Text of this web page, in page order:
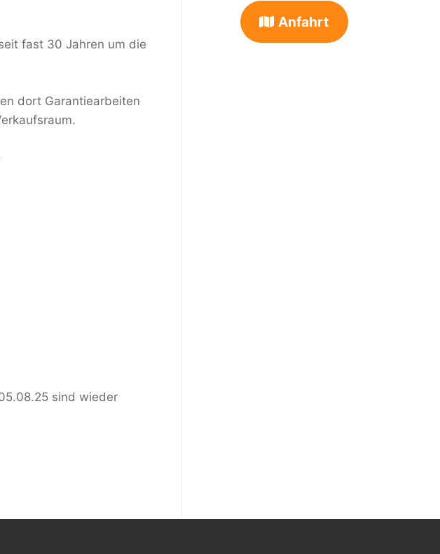
fast 30 Jahren um die
dort Garantiearbeiten
sind wieder
Anfahrt